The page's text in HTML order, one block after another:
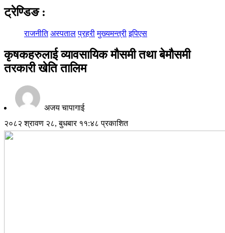
ट्रेण्डिङ :
राजनीति अस्पताल प्रहरी मुख्यमन्त्री इपिएस
कृषकहरुलाई व्यावसायिक मौसमी तथा बेमौसमी
तरकारी खेति तालिम
अजय चापागाई
२०८२ श्रावण २८, बुधबार ११:४८ प्रकाशित